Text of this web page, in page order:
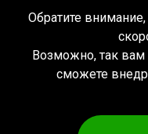
Обратите
Возможно, так
сможете